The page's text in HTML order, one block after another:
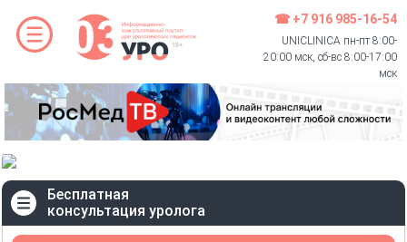
☎ +7 916 985-16-54
UNICLINICA пн-пт 8:00-
20:00 мск, сб-вс 8:00-17:00
мск
Бесплатная
консультация уролога